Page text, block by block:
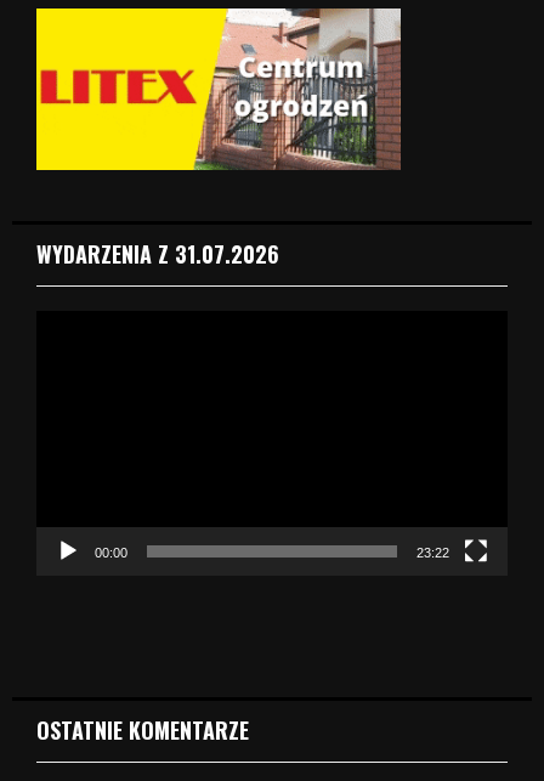
WYDARZENIA Z 31.07.2026
c
00:00 23:22
OSTATNIE KOMENTARZE